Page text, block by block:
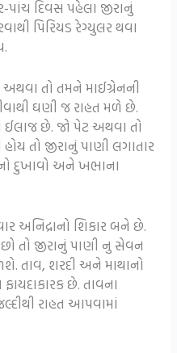
પાંચ દિવસ પહેલા જીરાનું
પિરિયડ રેગ્યુલર થવા
અથવા તો તમને માઈગ્રેનની
ઘણી જ રાહત મળે છે.
ઈલાજ છે. જો પેટ અથવા તો
તો જીરાનું પાણી લગાતાર
દુખાવો અને ખભાના
અનિદ્રાનો શિકાર બને છે.
તો જીરાનું પાણી નુ સેવન
તાવ, શરદી અને માથાનો
છે. તાવના
રાહત આપવામાં